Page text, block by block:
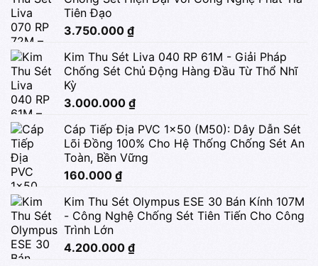
Tiên Đạo
3.750.000 ₫
Kim Thu Sét Liva 040 RP 61M - Giải Pháp
Chống Sét Chủ Động Hàng Đầu Từ Thổ Nhĩ
Kỳ
3.000.000 ₫
Cáp Tiếp Địa PVC 1x50 (M50): Dây Dẫn Sét
Lõi Đồng 100% Cho Hệ Thống Chống Sét An
Toàn, Bền Vững
160.000 ₫
Kim Thu Sét Olympus ESE 30 Bán Kính 107M
- Công Nghệ Chống Sét Tiên Tiến Cho Công
Trình Lớn
4.200.000 ₫